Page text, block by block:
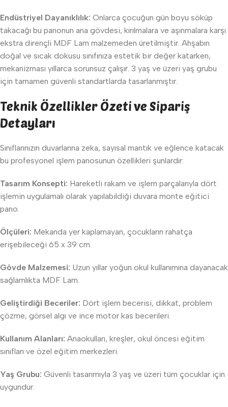
Endüstriyel Dayanıklılık: Onlarca çocuğun gün boyu söküp
takacağı bu panonun ana gövdesi, kırılmalara ve aşınmalara karşı
ekstra dirençli MDF Lam malzemeden üretilmiştir. Ahşabın
doğal ve sıcak dokusu sınıfınıza estetik bir değer katarken,
mekanizması yıllarca sorunsuz çalışır. 3 yaş ve üzeri yaş grubu
için tamamen güvenli standartlarda tasarlanmıştır.
Teknik Özellikler Özeti ve Sipariş
Detayları
Sınıflarınızın duvarlarına zeka, sayısal mantık ve eğlence katacak
bu profesyonel işlem panosunun özellikleri şunlardır:
Tasarım Konsepti: Hareketli rakam ve işlem parçalarıyla dört
işlemin uygulamalı olarak yapılabildiği duvara monte eğitici
pano.
Ölçüleri: Mekanda yer kaplamayan, çocukların rahatça
erişebileceği 65 x 39 cm.
Gövde Malzemesi: Uzun yıllar yoğun okul kullanımına dayanacak
sağlamlıkta MDF Lam.
Geliştirdiği Beceriler: Dört işlem becerisi, dikkat, problem
çözme, görsel algı ve ince motor kas becerileri.
Kullanım Alanları: Anaokulları, kreşler, okul öncesi eğitim
sınıfları ve özel eğitim merkezleri.
Yaş Grubu: Güvenli tasarımıyla 3 yaş ve üzeri tüm çocuklar için
uygundur.